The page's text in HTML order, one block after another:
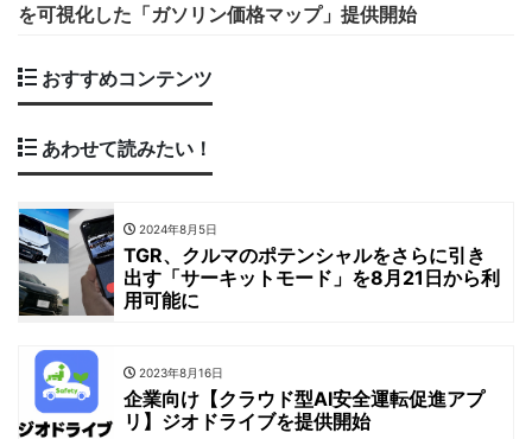
を可視化した「ガソリン価格マップ」提供開始
おすすめコンテンツ
あわせて読みたい！
2024年8月5日
TGR、クルマのポテンシャルをさらに引き
出す「サーキットモード」を8月21日から利
用可能に
2023年8月16日
企業向け【クラウド型AI安全運転促進アプ
リ】ジオドライブを提供開始